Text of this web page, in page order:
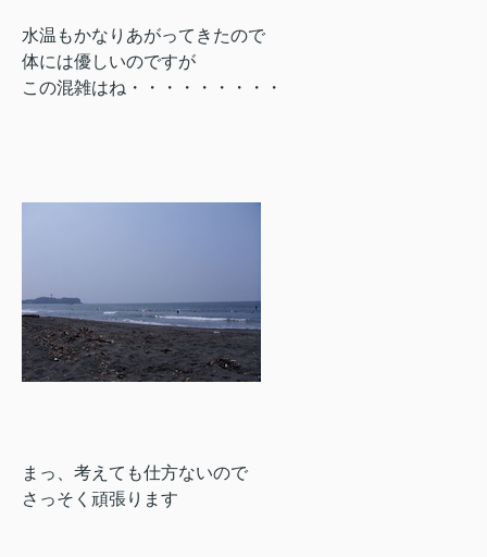
水温もかなりあがってきたので
体には優しいのですが
この混雑はね・・・・・・・・・
まっ、考えても仕方ないので
さっそく頑張ります